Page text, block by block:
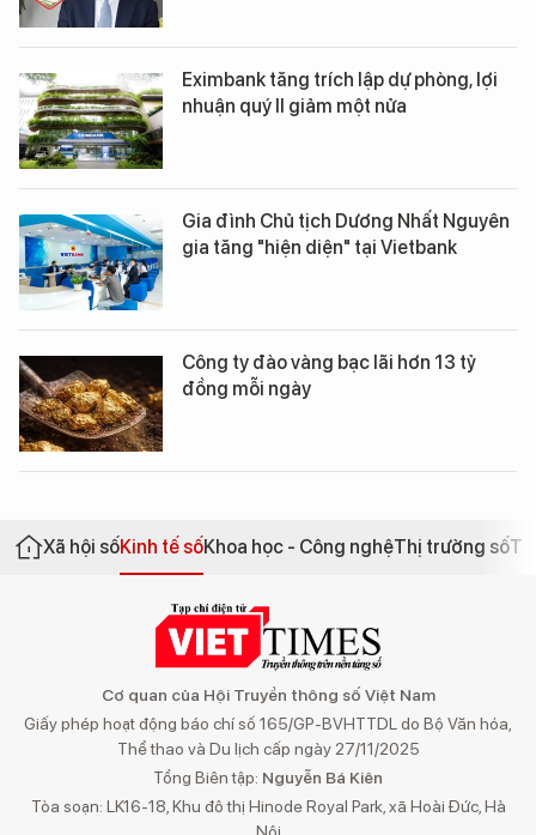
Eximbank tăng trích lập dự phòng, lợi
nhuận quý II giảm một nửa
Gia đình Chủ tịch Dương Nhất Nguyên
gia tăng "hiện diện" tại Vietbank
Công ty đào vàng bạc lãi hơn 13 tỷ
đồng mỗi ngày
Xã hội sốKinh tế sốKhoa học - Công nghệThị trường số
Cơ quan của Hội Truyền thông số Việt Nam
Giấy phép hoạt động báo chí số 165/GP-BVHTTDL do Bộ Văn hóa,
Thể thao và Du lịch cấp ngày 27/11/2025
Tổng Biên tập: Nguyễn Bá Kiên
Tòa soạn: LK16-18, Khu đô thị Hinode Royal Park, xã Hoài Đức, Hà
Nội